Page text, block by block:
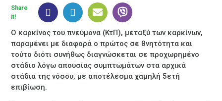
Ο καρκίνος του πνεύμονα (ΚτΠ), μεταξύ των καρκίνων,
παραμένει με διαφορά ο πρώτος σε θνητότητα και
τούτο διότι συνήθως διαγνώσκεται σε προχωρημένο
στάδιο λόγω απουσίας συμπτωμάτων στα αρχικά
στάδια της νόσου, με αποτέλεσμα χαμηλή 5ετή
επιβίωση.
Share
it!